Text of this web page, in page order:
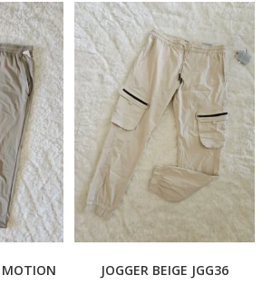
Las
opciones
se
pueden
elegir
en
la
página
de
producto
Las
se
en
la
de
MOTION
JOGGER BEIGE JGG36